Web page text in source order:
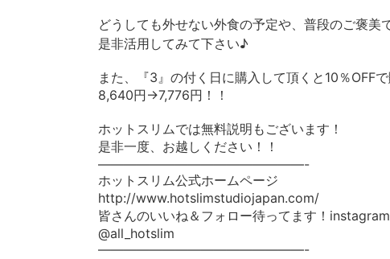
どうしても外せない外食の予定や、普段のご褒美
是非活用してみて下さい♪
また、『3』の付く日に購入して頂くと10％OFF
8,640円→7,776円！！
ホットスリムでは無料説明もございます！
是非一度、お越しください！！
————————————————-
ホットスリム公式ホームページ
http://www.hotslimstudiojapan.com/
皆さんのいいね＆フォロー待ってます！
@all_hotslim
————————————————-